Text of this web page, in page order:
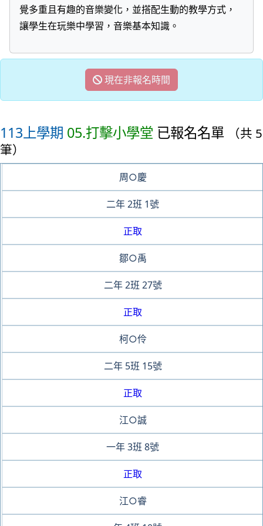
覺多重且有趣的音樂變化，並搭配生動的教學方式，
讓學生在玩樂中學習，音樂基本知識。
現在非報名時間
113上學期 05.打擊小學堂 已報名名單
（共 5
筆）
周○慶
二年2班 1號
正取
鄒○禹
二年 2班 27號
正取
柯○伶
二年 5班 15號
正取
江○誠
一年3班 8號
正取
江○睿